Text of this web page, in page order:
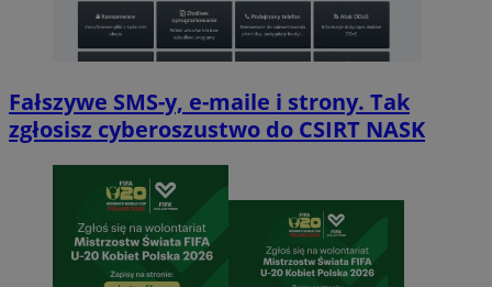
Fałszywe SMS-y, e-maile i strony. Tak
zgłosisz cyberoszustwo do CSIRT NASK